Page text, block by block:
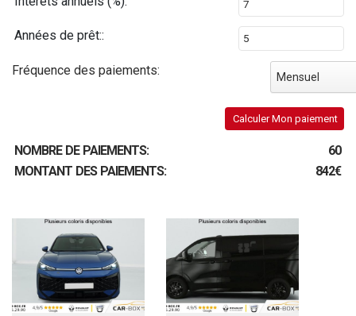
Années de prêt::
Fréquence des paiements: Mensuel
Calculer Mon paiement
NOMBRE DE PAIEMENTS:
60
MONTANT DES PAIEMENTS:
842€